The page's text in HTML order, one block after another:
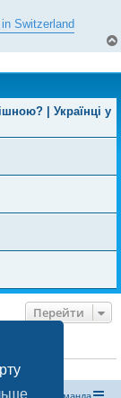
Switzerland
| Українці у
Перейти